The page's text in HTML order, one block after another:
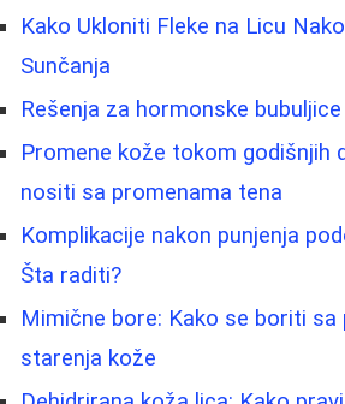
Kako Ukloniti Fleke na Licu
Sunčanja
Rešenja za hormonske
Promene kože tokom godišnjih
nositi sa promenama tena
Komplikacije nakon punjenja
Šta raditi?
Mimične bore: Kako se boriti sa
starenja kože